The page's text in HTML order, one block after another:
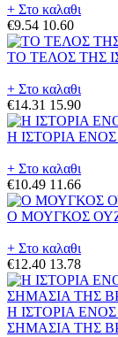
+ Στο καλαθι
€9.54 10.60
ΤΟ ΤΕΛΟΣ ΤΗΣ
+ Στο καλαθι
€14.31 15.90
Η ΙΣΤΟΡΙΑ
+ Στο καλαθι
€10.49 11.66
Ο ΜΟΥΓΚΟΣ
+ Στο καλαθι
€12.40 13.78
Η ΙΣΤΟΡΙΑ
ΣΗΜΑΣΙΑ ΤΗΣ